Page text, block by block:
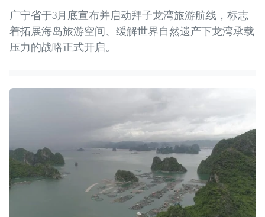
广宁省于3月底宣布并启动拜子龙湾旅游航线，标志
着拓展海岛旅游空间、缓解世界自然遗产下龙湾承载
压力的战略正式开启。